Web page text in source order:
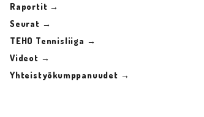
Raportit →
Seurat →
TEHO Tennisliiga →
Videot →
Yhteistyökumppanuudet →